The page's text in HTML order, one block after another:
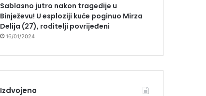
Sablasno jutro nakon tragedije u
Binježevu! U esploziji kuće poginuo Mirza
Delija (27), roditelji povrijeđeni
16/01/2024
Izdvojeno